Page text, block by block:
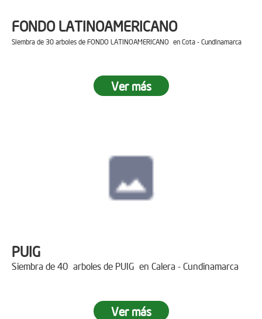
FONDO LATINOAMERICANO
Siembra de 30 arboles de FONDO LATINOAMERICANO en Cota - Cundinamarca
Ver más
PUIG
Siembra de 40 arboles de PUIG en Calera - Cundinamarca
Ver más